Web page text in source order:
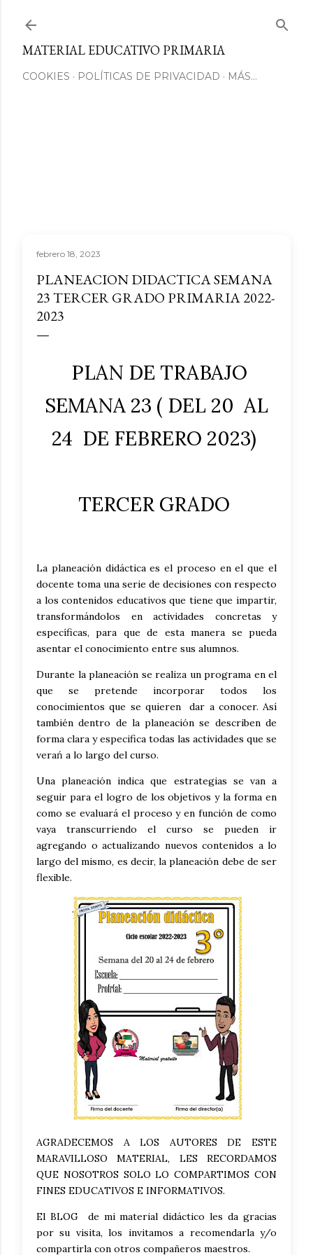
MATERIAL EDUCATIVO PRIMARIA
COOKIES POLÍTICAS DE PRIVACIDAD MÁS…
febrero 18, 2023
PLANEACION DIDACTICA SEMANA
23 TERCER GRADO PRIMARIA 2022-
2023
PLAN DE TRABAJO
SEMANA 23 ( DEL 20 AL
24 DE FEBRERO 2023)
TERCER GRADO
La planeación didáctica es el proceso en el que el
docente toma una serie de decisiones con respecto
a los contenidos educativos que tiene que impartir,
transformándolos en actividades concretas y
específicas, para que de esta manera se pueda
asentar el conocimiento entre sus alumnos.
Durante la planeación se realiza un programa en el
que se pretende incorporar todos los
conocimientos que se quieren dar a conocer. Así
también dentro de la planeación se describen de
forma clara y especifica todas las actividades que se
verań a lo largo del curso.
Una planeación indica que estrategias se van a
seguir para el logro de los objetivos y la forma en
como se evaluará el proceso y en función de como
vaya transcurriendo el curso se pueden ir
agregando o actualizando nuevos contenidos a lo
largo del mismo, es decir, la planeación debe de ser
flexible.
AGRADECEMOS A LOS AUTORES DE ESTE
MARAVILLOSO MATERIAL, LES RECORDAMOS
QUE NOSOTROS SOLO LO COMPARTIMOS CON
FINES EDUCATIVOS E INFORMATIVOS.
El BLOG de mi material didáctico les da gracias
por su visita, los invitamos a recomendarla y/o
compartirla con otros compañeros maestros.